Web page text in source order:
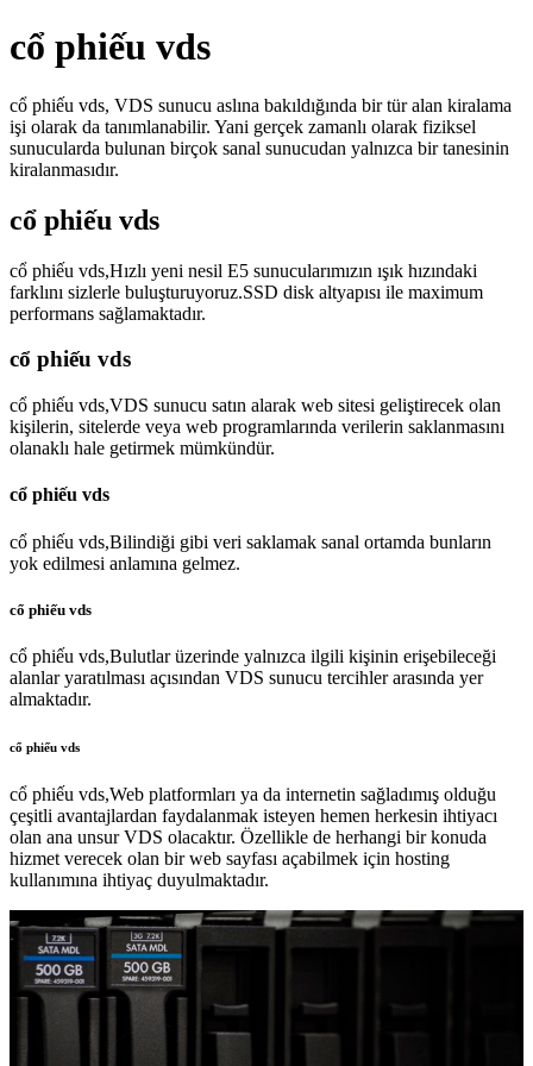
cổ phiếu vds
cổ phiếu vds, VDS sunucu aslına bakıldığında bir tür alan kiralama
işi olarak da tanımlanabilir. Yani gerçek zamanlı olarak fiziksel
sunucularda bulunan birçok sanal sunucudan yalnızca bir tanesinin
kiralanmasıdır.
cổ phiếu vds
cổ phiếu vds,Hızlı yeni nesil E5 sunucularımızın ışık hızındaki
farklını sizlerle buluşturuyoruz.SSD disk altyapısı ile maximum
performans sağlamaktadır.
cổ phiếu vds
cổ phiếu vds,VDS sunucu satın alarak web sitesi geliştirecek olan
kişilerin, sitelerde veya web programlarında verilerin saklanmasını
olanaklı hale getirmek mümkündür.
cổ phiếu vds
cổ phiếu vds,Bilindiği gibi veri saklamak sanal ortamda bunların
yok edilmesi anlamına gelmez.
cổ phiếu vds
cổ phiếu vds,Bulutlar üzerinde yalnızca ilgili kişinin erişebileceği
alanlar yaratılması açısından VDS sunucu tercihler arasında yer
almaktadır.
cổ phiếu vds
cổ phiếu vds,Web platformları ya da internetin sağladımış olduğu
çeşitli avantajlardan faydalanmak isteyen hemen herkesin ihtiyacı
olan ana unsur VDS olacaktır. Özellikle de herhangi bir konuda
hizmet verecek olan bir web sayfası açabilmek için hosting
kullanımına ihtiyaç duyulmaktadır.